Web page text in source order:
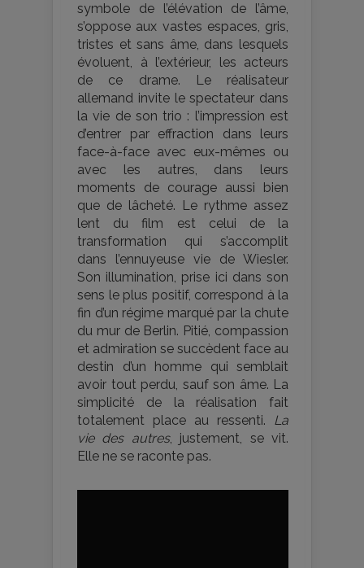
symbole de l’élévation de l’âme,
s’oppose aux vastes espaces, gris,
tristes et sans âme, dans lesquels
évoluent, à l’extérieur, les acteurs
de ce drame. Le réalisateur
allemand invite le spectateur dans
la vie de son trio : l’impression est
d’entrer par effraction dans leurs
face-à-face avec eux-mêmes ou
avec les autres, dans leurs
moments de courage aussi bien
que de lâcheté. Le rythme assez
lent du film est celui de la
transformation qui s’accomplit
dans l’ennuyeuse vie de Wiesler.
Son illumination, prise ici dans son
sens le plus positif, correspond à la
fin d’un régime marqué par la chute
du mur de Berlin. Pitié, compassion
et admiration se succèdent face au
destin d’un homme qui semblait
avoir tout perdu, sauf son âme. La
simplicité de la réalisation fait
totalement place au ressenti. La
vie des autres, justement, se vit.
Elle ne se raconte pas.